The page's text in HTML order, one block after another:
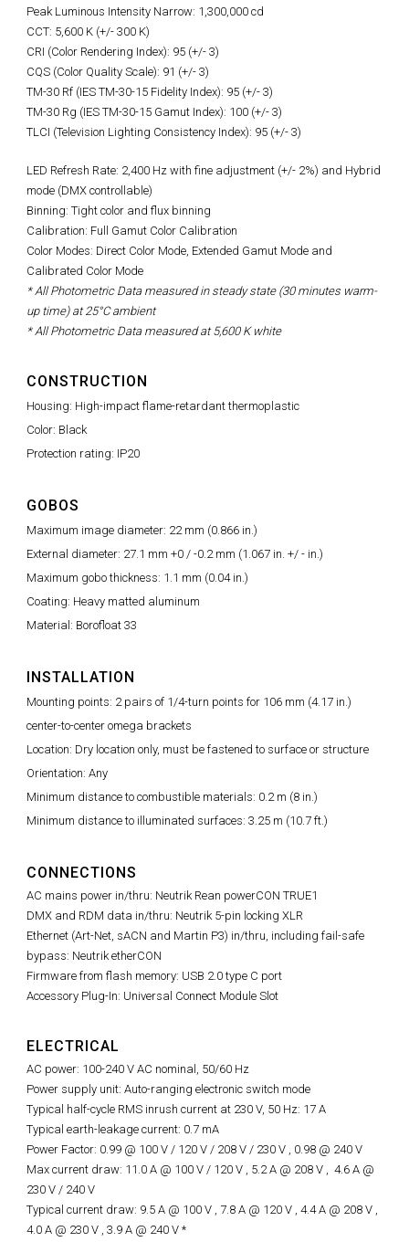
Peak Luminous Intensity Narrow: 1,300,000 cd
CCT: 5,600 K (+/- 300 K)
CRI (Color Rendering Index): 95 (+/- 3)
CQS (Color Quality Scale): 91 (+/- 3)
TM-30 Rf (IES TM-30-15 Fidelity Index): 95 (+/- 3)
TM-30 Rg (IES TM-30-15 Gamut Index): 100 (+/- 3)
TLCI (Television Lighting Consistency Index): 95 (+/- 3)
LED Refresh Rate: 2,400 Hz with fine adjustment (+/- 2%) and Hybrid
mode (DMX controllable)
Binning: Tight color and flux binning
Calibration: Full Gamut Color Calibration
Color Modes: Direct Color Mode, Extended Gamut Mode and
Calibrated Color Mode
* All Photometric Data measured in steady state (30 minutes warm-
up time) at 25°C ambient
* All Photometric Data measured at 5,600 K white
CONSTRUCTION
Housing: High-impact flame-retardant thermoplastic
Color: Black
Protection rating: IP20
GOBOS
Maximum image diameter: 22 mm (0.866 in.)
External diameter: 27.1 mm +0 / -0.2 mm (1.067 in. +/ - in.)
Maximum gobo thickness: 1.1 mm (0.04 in.)
Coating: Heavy matted aluminum
Material: Borofloat 33
INSTALLATION
Mounting points: 2 pairs of 1/4-turn points for 106 mm (4.17 in.)
center-to-center omega brackets
Location: Dry location only, must be fastened to surface or structure
Orientation: Any
Minimum distance to combustible materials: 0.2 m (8 in.)
Minimum distance to illuminated surfaces: 3.25 m (10.7 ft.)
CONNECTIONS
AC mains power in/thru: Neutrik Rean powerCON TRUE1
DMX and RDM data in/thru: Neutrik 5-pin locking XLR
Ethernet (Art-Net, sACN and Martin P3) in/thru, including fail-safe
bypass: Neutrik etherCON
Firmware from flash memory: USB 2.0 type C port
Accessory Plug-In: Universal Connect Module Slot
ELECTRICAL
AC power: 100-240 V AC nominal, 50/60 Hz
Power supply unit: Auto-ranging electronic switch mode
Typical half-cycle RMS inrush current at 230 V, 50 Hz: 17 A
Typical earth-leakage current: 0.7 mA
Power Factor: 0.99 @ 100 V / 120 V / 208 V / 230 V , 0.98 @ 240 V
Max current draw: 11.0 A @ 100 V / 120 V , 5.2 A @ 208 V , 4.6 A @
230 V / 240 V
Typical current draw: 9.5 A @ 100 V , 7.8 A @ 120 V , 4.4 A @ 208 V ,
4.0 A @ 230 V , 3.9 A @ 240 V *